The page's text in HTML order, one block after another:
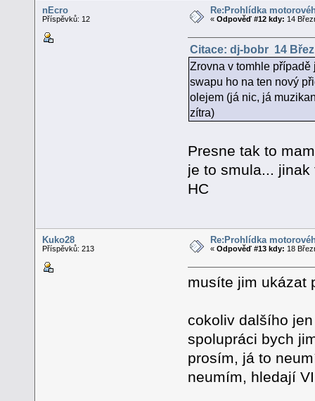
nEcro
Příspěvků: 12
Re:Prohlídka
«Odpověď #12 kdy: 14
Citace: dj-bobr 14
Zrovna v tomhle
swapu ho na ten nový
olejem (já nic, já
zítra)
Presne tak to
je to smula...
HC
Kuko28
Příspěvků: 213
Re:Prohlídka
«Odpověď #13 kdy: 18
musíte jim ukázat
cokoliv dalšího
spolupráci bych
prosím, já to
neumím, hledají